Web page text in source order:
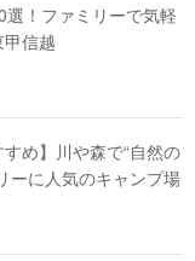
！ファミリーで気軽
信越
め】川や森で“自然の
ーに人気のキャンプ場